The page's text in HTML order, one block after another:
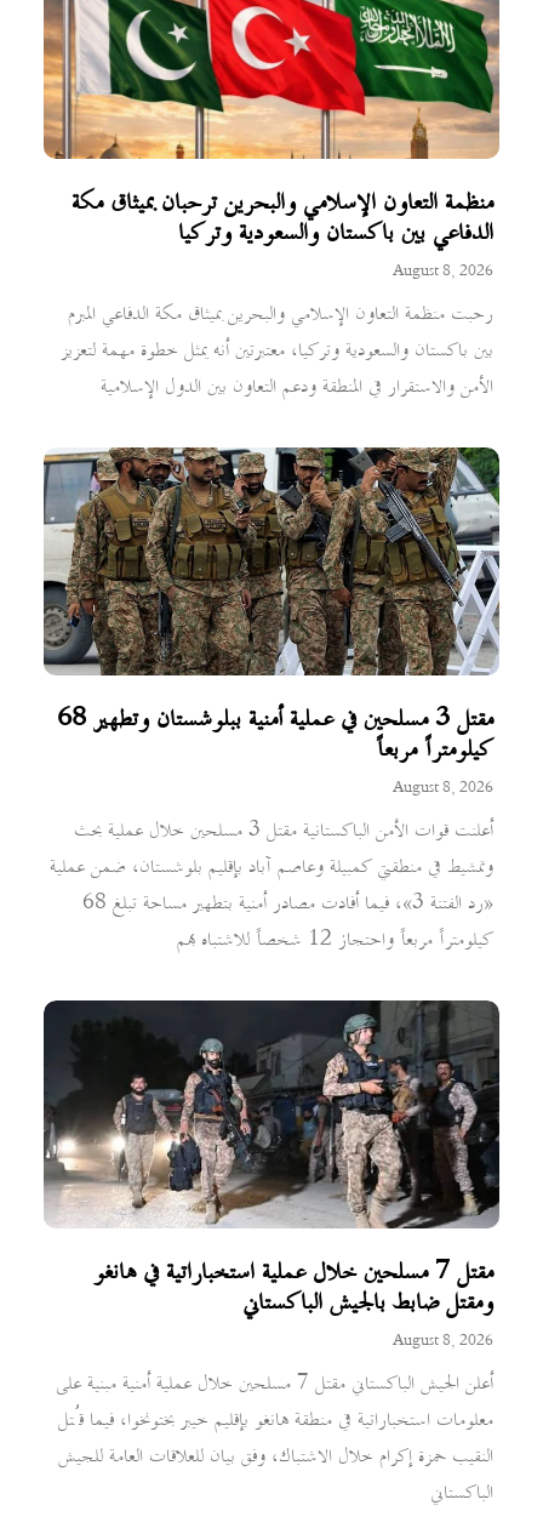
منظمة التعاون الإسلامي والبحرين ترحبان بميثاق مكة
الدفاعي بين باكستان والسعودية وتركيا
August 8, 2026
رحبت منظمة التعاون الإسلامي والبحرين بميثاق مكة الدفاعي المبرم
بين باكستان والسعودية وتركيا، معتبرتين أنه يمثل خطوة مهمة لتعزيز
الأمن والاستقرار في المنطقة ودعم التعاون بين الدول الإسلامية
مقتل 3 مسلحين في عملية أمنية ببلوشستان وتطهير 68
كيلومتراً مربعاً
August 8, 2026
أعلنت قوات الأمن الباكستانية مقتل 3 مسلحين خلال عملية بحث
وتمشيط في منطقتي كمبيلة وعاصم آباد بإقليم بلوشستان، ضمن عملية
«رد الفتنة 3»، فيما أفادت مصادر أمنية بتطهير مساحة تبلغ 68
كيلومتراً مربعاً واحتجاز 12 شخصاً للاشتباه بهم
مقتل 7 مسلحين خلال عملية استخباراتية في هانغو
ومقتل ضابط بالجيش الباكستاني
August 8, 2026
أعلن الجيش الباكستاني مقتل 7 مسلحين خلال عملية أمنية مبنية على
معلومات استخباراتية في منطقة هانغو بإقليم خيبر بختونخوا، فيما قُتل
النقيب حمزة إكرام خلال الاشتباك، وفق بيان للعلاقات العامة للجيش
الباكستاني